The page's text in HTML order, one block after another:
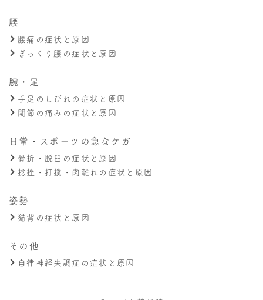
腰
腰痛の症状と原因
ぎっくり腰の症状と原因
腕・足
手足のしびれの症状と原因
関節の痛みの症状と原因
日常・スポーツの急なケガ
骨折・脱臼の症状と原因
捻挫・打撲・肉離れの症状と原因
姿勢
猫背の症状と原因
その他
自律神経失調症の症状と原因